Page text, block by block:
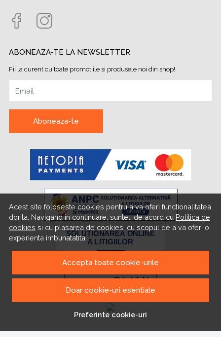
Acest site foloseste cookies pentru a va oferi functionalitatea
dorita. Navigand in continuare, sunteti de acord cu Politica de
cookies si cu plasarea de cookies, cu scopul de a va oferi o
experienta imbunatatita.
Accepta toate cookie-urile
Doar cookie-uri esentiale
Preferinte cookie-uri
ABONEAZA-TE LA NEWSLETTER
Fii la curent cu toate promotiile si produsele noi din shop!
Email
Aboneaza-te